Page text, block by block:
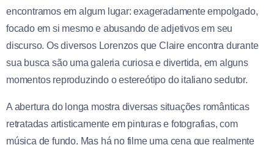
encontramos em algum lugar: exageradamente empolgado,
focado em si mesmo e abusando de adjetivos em seu
discurso. Os diversos Lorenzos que Claire encontra durante
sua busca são uma galeria curiosa e divertida, em alguns
momentos reproduzindo o estereótipo do italiano sedutor.
A abertura do longa mostra diversas situações românticas
retratadas artisticamente em pinturas e fotografias, com
música de fundo. Mas há no filme uma cena que realmente